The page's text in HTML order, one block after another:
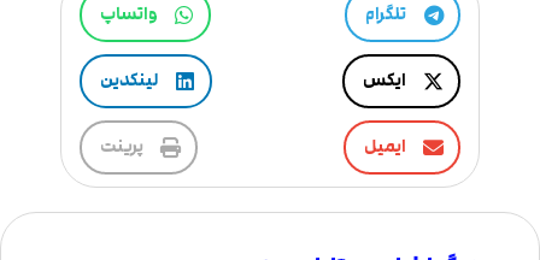
تلگرام واتساپ
ایکس لینکدین
ایمیل پرینت